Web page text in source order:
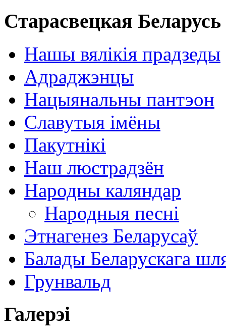
Старасвецкая Беларусь
Нашы вялікія прадзеды
Адраджэнцы
Нацыянальны пантэон
Славутыя імёны
Пакутнікі
Наш люстрадзён
Народны каляндар
Народныя песні
Этнагенез Беларусаў
Балады Беларускага
Грунвальд
Галерэі